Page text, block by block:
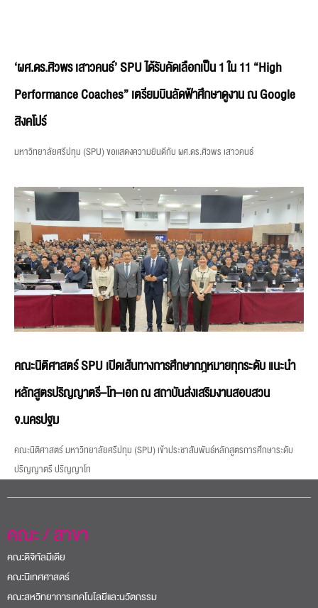
‘ผศ.ดร.ศิวพร เสาวคนธ์’ SPU ได้รับคัดเลือกเป็น 1 ใน 11 “High
Performance Coaches” เตรียมบินลัดฟ้าศึกษาดูงาน ณ Google
สิงคโปร์
มหาวิทยาลัยศรีปทุม (SPU) ขอแสดงความยินดีกับ ผศ.ดร.ศิวพร เสาวคนธ์
คณะนิติศาสตร์ SPU เปิดเส้นทางการศึกษากฎหมายทุกระดับ แนะนำ
หลักสูตรปริญญาตรี–โท–เอก ณ สถาบันส่งเสริมงานสอบสวน
จ.นครปฐม
คณะนิติศาสตร์ มหาวิทยาลัยศรีปทุม (SPU) เข้าประชาสัมพันธ์หลักสูตรการศึกษาระดับ
ปริญญาตรี ปริญญาโท
คณะ / สาขา
คณะดิจิทัลมีเดีย
คณะนิเทศศาสตร์
คณะสหวิทยาการเทคโนโลยีและนวัตกรรม